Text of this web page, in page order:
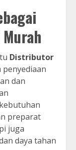
Distributor
dan
preparat
juga
daya tahan